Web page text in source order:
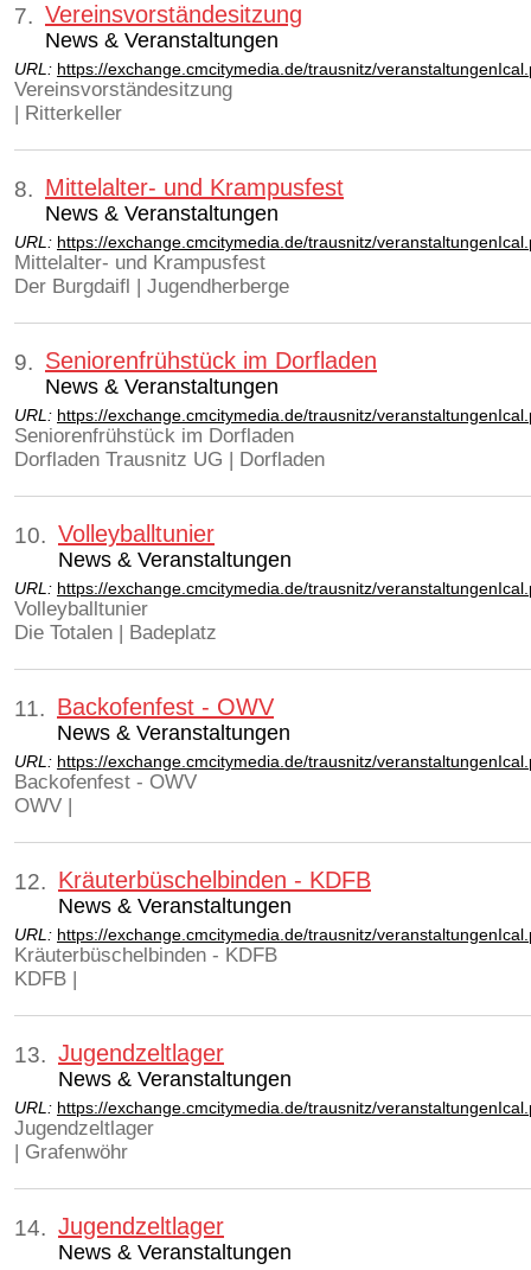
7. Vereinsvorständesitzung
News & Veranstaltungen
URL: https://exchange.cmcitymedia.de/trausnitz/
Vereinsvorständesitzung
| Ritterkeller
8. Mittelalter- und Krampusfest
News & Veranstaltungen
URL: https://exchange.cmcitymedia.de/trausnitz/
Mittelalter- und Krampusfest
Der Burgdaifl | Jugendherberge
9. Seniorenfrühstück im Dorfladen
News & Veranstaltungen
URL: https://exchange.cmcitymedia.de/trausnitz/
Seniorenfrühstück im Dorfladen
Dorfladen Trausnitz UG | Dorfladen
10. Volleyballtunier
News & Veranstaltungen
URL: https://exchange.cmcitymedia.de/trausnitz/
Volleyballtunier
Die Totalen | Badeplatz
11. Backofenfest - OWV
News & Veranstaltungen
URL: https://exchange.cmcitymedia.de/trausnitz/
Backofenfest - OWV
OWV |
12. Kräuterbüschelbinden - KDFB
News & Veranstaltungen
URL: https://exchange.cmcitymedia.de/trausnitz/
Kräuterbüschelbinden - KDFB
KDFB |
13. Jugendzeltlager
News & Veranstaltungen
URL: https://exchange.cmcitymedia.de/trausnitz/
Jugendzeltlager
| Grafenwöhr
14. Jugendzeltlager
News & Veranstaltungen